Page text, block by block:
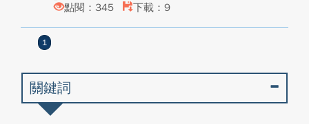
點閱：345
下載：9
1
關鍵詞